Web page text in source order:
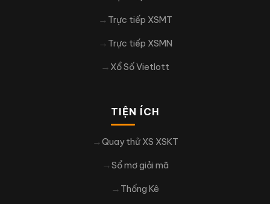
Trực tiếp XSMT
Trực tiếp XSMN
Xổ Số Vietlott
TIỆN ÍCH
Quay thử XS XSKT
Sổ mơ giải mã
Thống Kê